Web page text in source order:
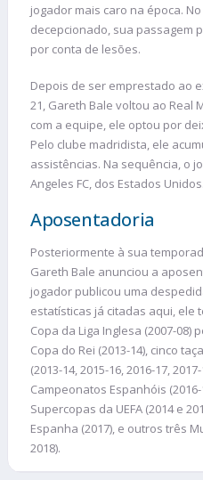
jogador mais caro na época.
decepcionado, sua passagem
por conta de lesões.
Depois de ser emprestado ao
21, Gareth Bale voltou ao Real
com a equipe, ele optou por
Pelo clube madridista, ele
assistências. Na sequência, o
Angeles FC, dos Estados Unidos.
Aposentadoria
Posteriormente à sua
Gareth Bale anunciou a
jogador publicou uma
estatísticas já citadas aqui, ele
Copa da Liga Inglesa (2007-08)
Copa do Rei (2013-14), cinco
(2013-14, 2015-16, 2016-17,
Campeonatos Espanhóis (2016-
Supercopas da UEFA (2014 e
Espanha (2017), e outros três
2018).